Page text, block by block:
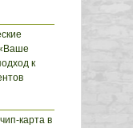
к
карта в